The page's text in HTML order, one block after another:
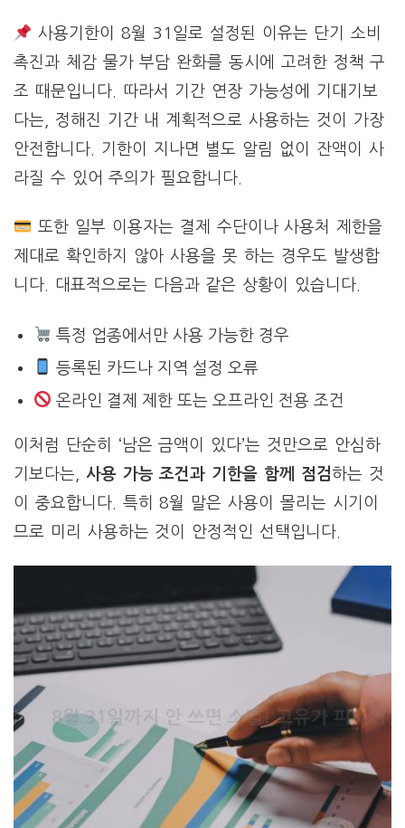
사용기한이 8월 31일로 설정된 이유는 단기 소비
촉진과 체감 물가 부담 완화를 동시에 고려한 정책 구
조 때문입니다. 따라서 기간 연장 가능성에 기대기보
다는, 정해진 기간 내 계획적으로 사용하는 것이 가장
안전합니다. 기한이 지나면 별도 알림 없이 잔액이 사
라질 수 있어 주의가 필요합니다.
또한 일부 이용자는 결제 수단이나 사용처 제한을
제대로 확인하지 않아 사용을 못 하는 경우도 발생합
니다. 대표적으로는 다음과 같은 상황이 있습니다.
특정 업종에서만 사용 가능한 경우
등록된 카드나 지역 설정 오류
온라인 결제 제한 또는 오프라인 전용 조건
이처럼 단순히 ‘남은 금액이 있다’는 것만으로 안심하
기보다는, 사용 가능 조건과 기한을 함께 점검하는 것
이 중요합니다. 특히 8월 말은 사용이 몰리는 시기이
므로 미리 사용하는 것이 안정적인 선택입니다.